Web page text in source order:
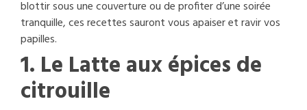
blottir sous une couverture ou de profiter d’une soirée
tranquille, ces recettes sauront vous apaiser et ravir vos
papilles.
1. Le Latte aux épices de
citrouille